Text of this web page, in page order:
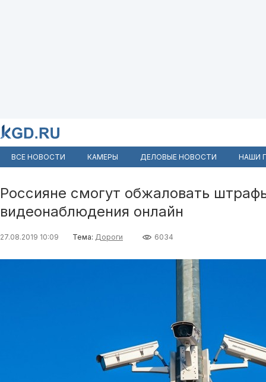
ВСЕ НОВОСТИ КАМЕРЫ ДЕЛОВЫЕ НОВОСТИ НАШИ
Россияне смогут обжаловать
видеонаблюдения онлайн
27.08.2019 10:09 Тема: Дороги 6034